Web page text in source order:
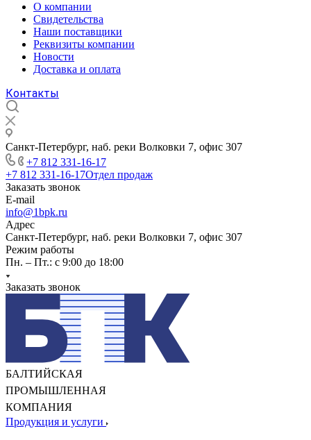
О компании
Свидетельства
Наши поставщики
Реквизиты компании
Новости
Доставка и оплата
Контакты
Санкт-Петербург, наб. реки Волковки 7, офис 307
+7 812 331-16-17
+7 812 331-16-17Отдел продаж
Заказать звонок
E-mail
info@1bpk.ru
Адрес
Санкт-Петербург, наб. реки Волковки 7, офис 307
Режим работы
Пн. – Пт.: с 9:00 до 18:00
Заказать звонок
БАЛТИЙСКАЯ
ПРОМЫШЛЕННАЯ
КОМПАНИЯ
Продукция и услуги